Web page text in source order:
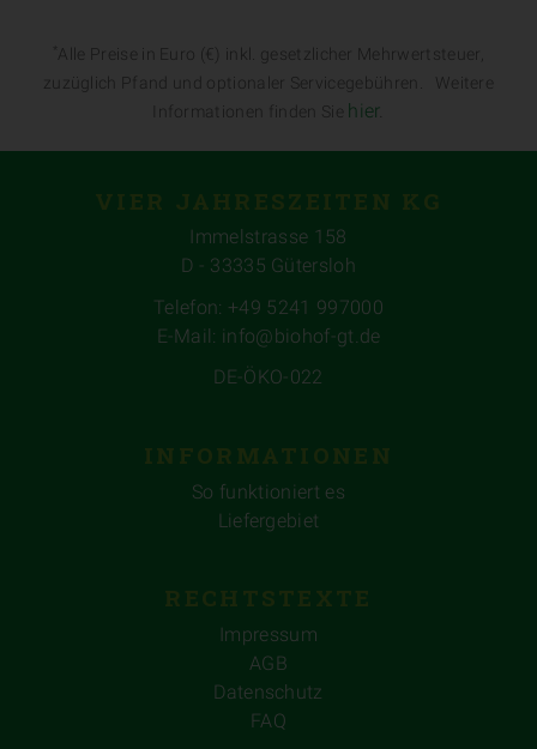
Alle Preise in Euro (€) inkl. gesetzlicher Mehrwertsteuer,
zuzüglich Pfand und optionaler Servicegebühren. Weitere
Informationen finden Sie
hier.
VIER JAHRESZEITEN KG
Immelstrasse 158
D - 33335 Gütersloh
Telefon: +49 5241 997000
E-Mail: info@biohof-gt.de
DE-ÖKO-022
INFORMATIONEN
So funktioniert es
Liefergebiet
RECHTSTEXTE
Impressum
AGB
Datenschutz
FAQ